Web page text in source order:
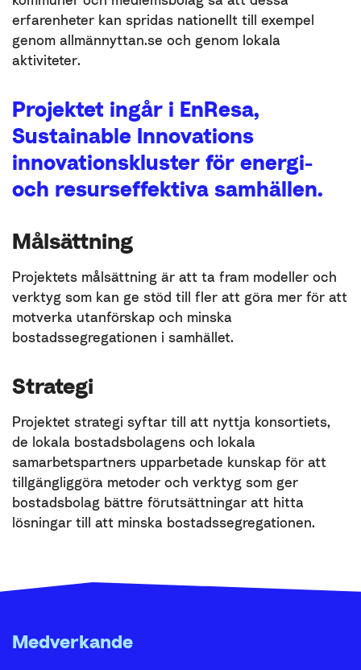
erfarenheter kan spridas nationellt till exempel
genom allmännyttan.se och genom lokala
aktiviteter.
Projektet ingår i EnResa,
Sustainable Innovations
innovationskluster för energi-
och resurseffektiva samhällen.
Målsättning
Projektets målsättning är att ta fram modeller och
verktyg som kan ge stöd till fler att göra mer för att
motverka utanförskap och minska
bostadssegregationen i samhället.
Strategi
Projektet strategi syftar till att nyttja konsortiets,
de lokala bostadsbolagens och lokala
samarbetspartners upparbetade kunskap för att
tillgängliggöra metoder och verktyg som ger
bostadsbolag bättre förutsättningar att hitta
lösningar till att minska bostadssegregationen.
Medverkande